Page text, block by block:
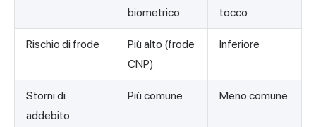
biometrico
tocco
Rischio di frode
Più alto (frode
CNP)
Inferiore
Storni di
addebito
Più comune Meno comune